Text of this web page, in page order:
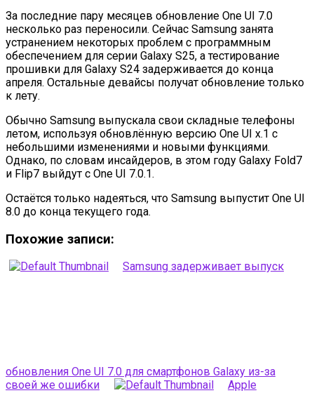
За последние пару месяцев обновление One UI 7.0
несколько раз переносили. Сейчас Samsung занята
устранением некоторых проблем с программным
обеспечением для серии Galaxy S25, а тестирование
прошивки для Galaxy S24 задерживается до конца
апреля. Остальные девайсы получат обновление только
к лету.
Обычно Samsung выпускала свои складные телефоны
летом, используя обновлённую версию One UI х.1 с
небольшими изменениями и новыми функциями.
Однако, по словам инсайдеров, в этом году Galaxy Fold7
и Flip7 выйдут с One UI 7.0.1.
Остаётся только надеяться, что Samsung выпустит One UI
8.0 до конца текущего года.
Похожие записи:
Samsung задерживает выпуск
обновления One UI 7.0 для смартфонов Galaxy из-за
своей же ошибки
Apple